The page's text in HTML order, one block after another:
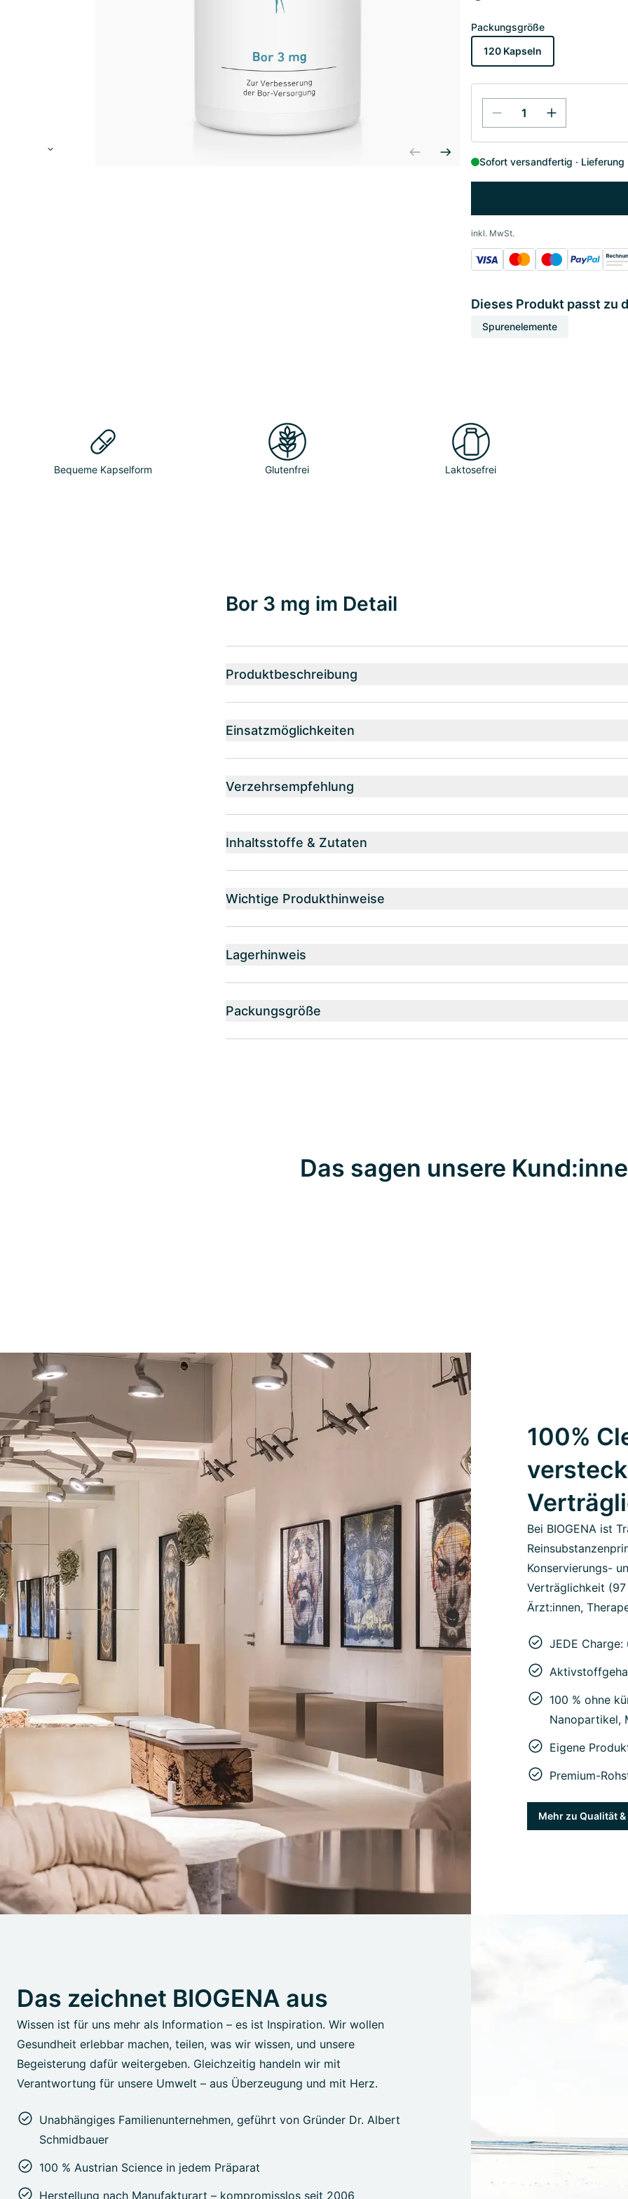
Packungsgröße
120 Kapseln
Sofort versandfertig
inkl. MwSt.
Dieses Produkt passt zu
Spurenelemente
Bequeme Kapselform Glutenfrei Laktosefrei
Bor 3 mg im Detail
Produktbeschreibung
Einsatzmöglichkeiten
Verzehrsempfehlung
Inhaltsstoffe & Zutaten
Wichtige Produkthinweise
Lagerhinweis
Packungsgröße
Das sagen unsere
100%
Bei BIOGENA ist
Konservierungs-
Verträglichkeit
Ärzt:innen,
JEDE
100 % ohne
Nanopartikel,
Eigene
Premium-
Mehr zu Qualität
Das zeichnet BIOGENA aus
Wissen ist für uns mehr als Information – es ist Inspiration. Wir wollen
Gesundheit erlebbar machen, teilen, was wir wissen, und unsere
Begeisterung dafür weitergeben. Gleichzeitig handeln wir mit
Verantwortung für unsere Umwelt – aus Überzeugung und mit Herz.
Unabhängiges Familienunternehmen, geführt von Gründer Dr. Albert
Schmidbauer
100 % Austrian Science in jedem Präparat
Herstellung nach Manufakturart – kompromisslos seit 2006